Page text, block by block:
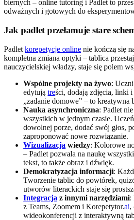
biernych – online tutoring i Padlet to
odważnych i gotowych do
Jak padlet przełamuje stare
Padlet korepetycje online nie kończą się
kompletna zmiana optyki – tablica
nauczycielskiej władzy, staje się polem
Wspólne projekty na żywo:
edytują treści, dodają zdjęcia, linki
„zadanie domowe” – to kreatywna
Nauka asynchroniczna: Padlet
wszystkich w jednym czasie.
dowolnej porze, dodać swój głos,
zaproponować nowe rozwiązanie.
Wizualizacja wiedzy: Kolorowe
– Padlet pozwala na naukę
tekst, to także obraz i dźwięk.
Demokratyzacja informacji:
Tworzenie tablic do powtórek,
utworów literackich staje się
Integracja z innymi narzędziami:
z Teams, Zoomem i Korepetytor.ai,
wideokonferencji z interaktywną